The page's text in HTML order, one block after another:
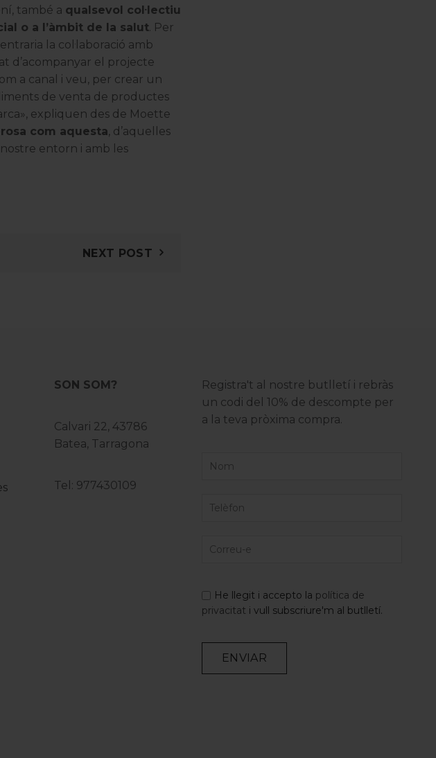
també a qualsevol col·lectiu
o a l’àmbit de la salut. Per
la col·laboració amb
d’acompanyar el
projecte
a canal i veu, per crear un
de venta de productes
expliquen des de Moette
com aquesta , d’aquelles
entorn i amb les
NEXT POST
SON SOM?
Calvari 22, 43786
Batea, Tarragona
Tel: 977430109
Registra't al nostre butlletí i rebràs
un codi del 10% de descompte per
a la teva pròxima compra.
He llegit i accepto la política de
privacitat i vull subscriure'm al butlletí.